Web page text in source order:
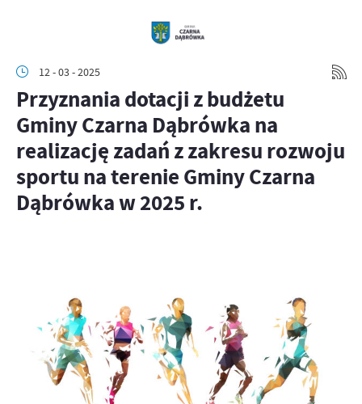
12 - 03 - 2025
Przyznania dotacji z budżetu
Gminy Czarna Dąbrówka na
realizację zadań z zakresu rozwoju
sportu na terenie Gminy Czarna
Dąbrówka w 2025 r.